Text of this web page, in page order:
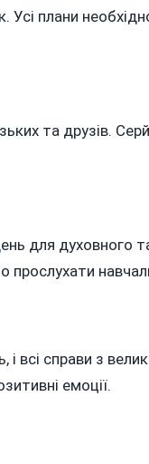
Усі плани
та друзів.
для духовного
і всі справи з
емоції.